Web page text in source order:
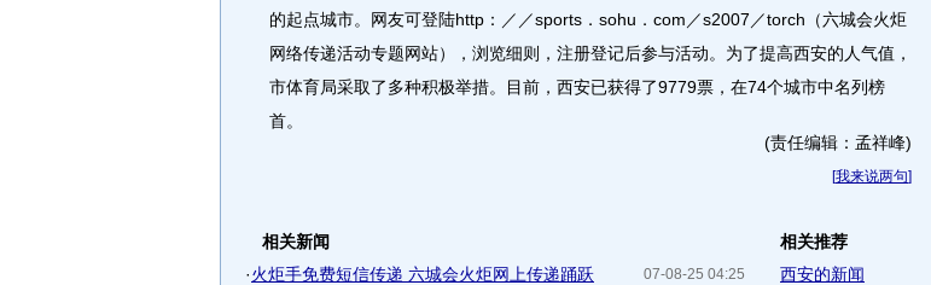
的起点城市。网友可登陆http：／／sports．sohu．com／s2007／torch（六城会火炬
网络传递活动专题网站），浏览细则，注册登记后参与活动。为了提高西安的人气值，
市体育局采取了多种积极举措。目前，西安已获得了9779票，在74个城市中名列榜
首。
(责任编辑：孟祥峰)
[我来说两句]
相关新闻
07-08-25 04:25
·火炬手免费短信传递 六城会火炬网上传递踊跃
相关推荐
西安的新闻